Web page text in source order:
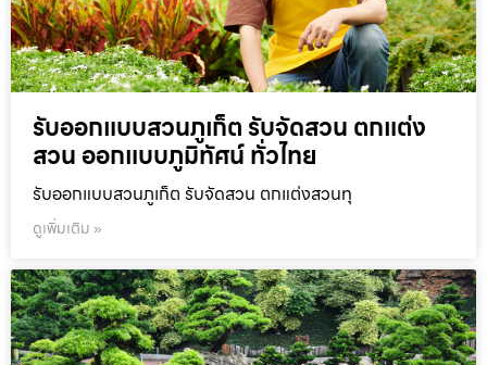
รับออกแบบสวนภูเก็ต รับจัดสวน ตกแต่ง
สวน ออกแบบภูมิทัศน์ ทั่วไทย
รับออกแบบสวนภูเก็ต รับจัดสวน ตกแต่งสวนทุ
ดูเพิ่มเติม »